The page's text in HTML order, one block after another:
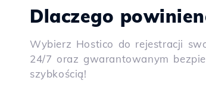
Dlaczego
Wybierz Hostico do rejestracji
24/7 oraz gwarantowanym
szybkością!